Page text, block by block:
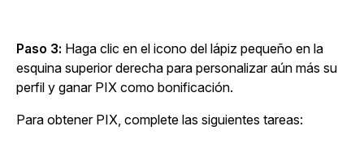
Paso 3: Haga clic en el icono del lápiz pequeño en la
esquina superior derecha para personalizar aún más su
perfil y ganar PIX como bonificación.
Para obtener PIX, complete las siguientes tareas: